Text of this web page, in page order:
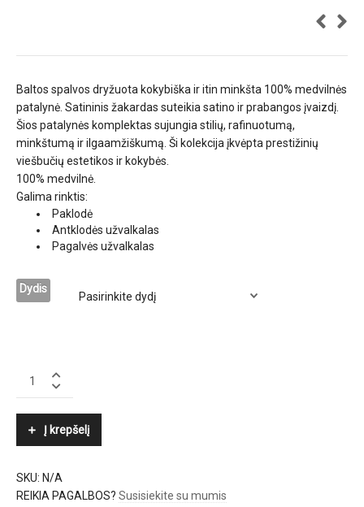
Baltos spalvos dryžuota kokybiška ir itin minkšta 100% medvilnės
patalynė. Satininis žakardas suteikia satino ir prabangos įvaizdį.
Šios patalynės komplektas sujungia stilių, rafinuotumą,
minkštumą ir ilgaamžiškumą. Ši kolekcija įkvėpta prestižinių
viešbučių estetikos ir kokybės.
100% medvilnė.
Galima rinktis:
Paklodė
Antklodės užvalkalas
Pagalvės užvalkalas
Dydis
quantity
Į krepšelį
SKU: N/A
REIKIA PAGALBOS? Susisiekite su mumis